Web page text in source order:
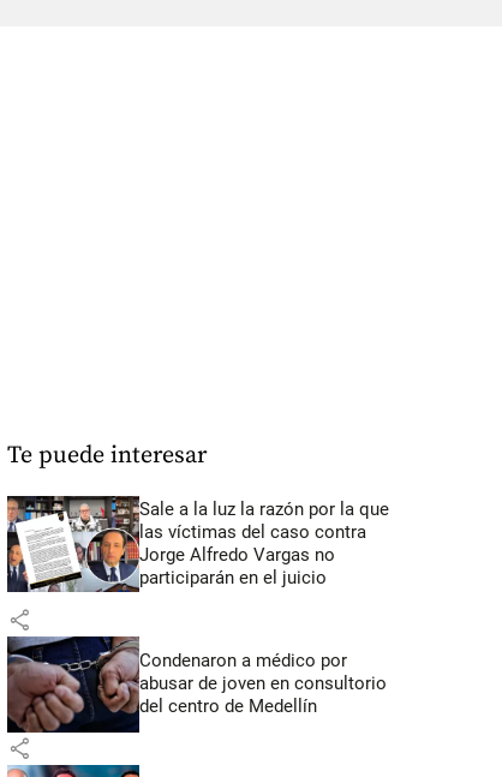
Te puede interesar
Sale a la luz la razón por la que
las víctimas del caso contra
Jorge Alfredo Vargas no
participarán en el juicio
share
Condenaron a médico por
abusar de joven en consultorio
del centro de Medellín
share